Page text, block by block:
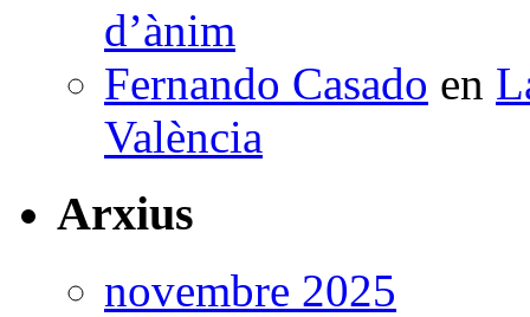
d’ànim
Fernando Casado en
València
Arxius
novembre 2025